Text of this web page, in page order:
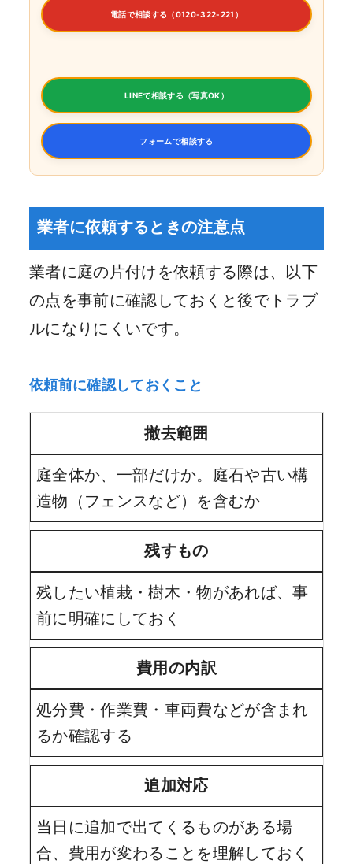
電話で相談する（0120-322-221）
LINEで相談する（写真OK）
フォームで相談する
業者に依頼するときの注意点
業者に庭の片付けを依頼する際は、以下
の点を事前に確認しておくと後でトラブ
ルになりにくいです。
依頼前に確認しておくこと
撤去範囲
庭全体か、一部だけか。庭石や古い構
造物（フェンスなど）を含むか
残すもの
残したい植栽・樹木・物があれば、事
前に明確にしておく
費用の内訳
処分費・作業費・車両費などが含まれ
るか確認する
追加対応
当日に追加で出てくるものがある場
合、費用が変わることを理解しておく